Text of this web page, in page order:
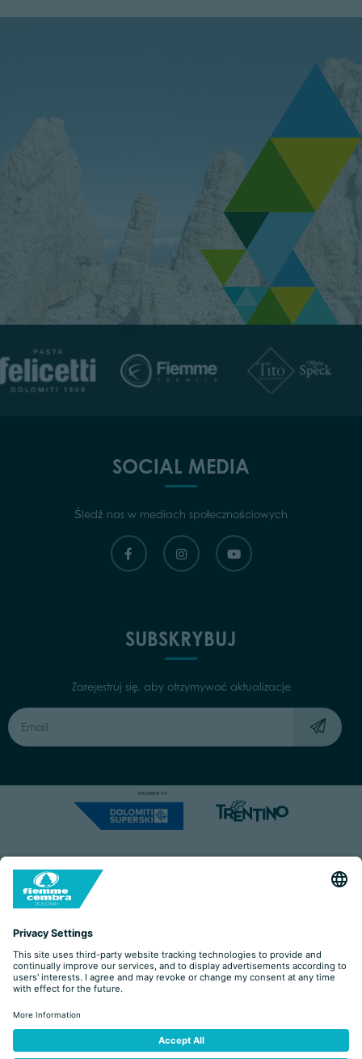
SOCIAL MEDIA
Śledź nas w mediach społecznościowych
SUBSKRYBUJ
Zarejestruj się, aby otrzymywać aktualizacje
Capitale Sociale: Euro 220.000,00 | VAT: 01901280220
COOKIES IMPRINT
BY